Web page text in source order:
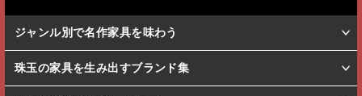
ジャンル別で名作家具を味わう
珠玉の家具を生み出すブランド集